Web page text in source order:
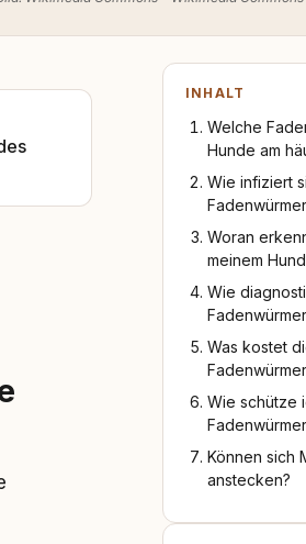
INHALT
Welche
Hunde am
Wie infiziert
Woran
meinem
Wie
Was kostet
Wie schütze
Können sich
anstecken?